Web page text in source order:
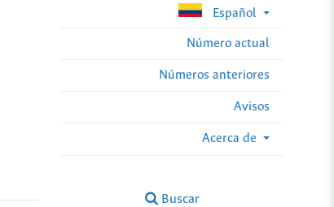
Español
Número actual
Números anteriores
Avisos
Acerca de
Buscar